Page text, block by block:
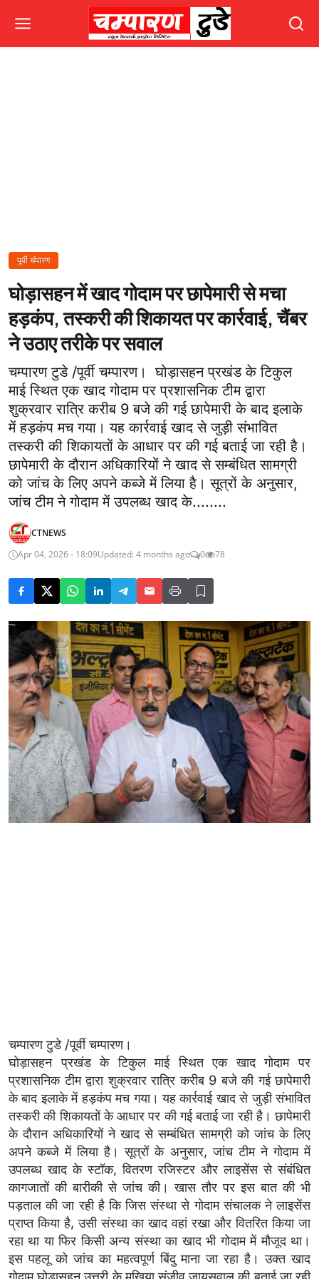
पूर्वी चंपारण
घोड़ासहन में खाद गोदाम पर छापेमारी से मचा
हड़कंप, तस्करी की शिकायत पर कार्रवाई, चैंबर
ने उठाए तरीके पर सवाल
चम्पारण टुडे /पूर्वी चम्पारण। घोड़ासहन प्रखंड के टिकुल
माई स्थित एक खाद गोदाम पर प्रशासनिक टीम द्वारा
शुक्रवार रात्रि करीब 9 बजे की गई छापेमारी के बाद इलाके
में हड़कंप मच गया। यह कार्रवाई खाद से जुड़ी संभावित
तस्करी की शिकायतों के आधार पर की गई बताई जा रही है।
छापेमारी के दौरान अधिकारियों ने खाद से सम्बंधित सामग्री
को जांच के लिए अपने कब्जे में लिया है। सूत्रों के अनुसार,
जांच टीम ने गोदाम में उपलब्ध खाद के........
CTNEWS
Apr 04, 2026 - 18:09Updated: 4 months ago 0 78
चम्पारण टुडे /पूर्वी चम्पारण।
घोड़ासहन प्रखंड के टिकुल माई स्थित एक खाद गोदाम पर
प्रशासनिक टीम द्वारा शुक्रवार रात्रि करीब 9 बजे की गई छापेमारी
के बाद इलाके में हड़कंप मच गया। यह कार्रवाई खाद से जुड़ी संभावित
तस्करी की शिकायतों के आधार पर की गई बताई जा रही है। छापेमारी
के दौरान अधिकारियों ने खाद से सम्बंधित सामग्री को जांच के लिए
अपने कब्जे में लिया है। सूत्रों के अनुसार, जांच टीम ने गोदाम में
उपलब्ध खाद के स्टॉक, वितरण रजिस्टर और लाइसेंस से संबंधित
कागजातों की बारीकी से जांच की। खास तौर पर इस बात की भी
पड़ताल की जा रही है कि जिस संस्था से गोदाम संचालक ने लाइसेंस
प्राप्त किया है, उसी संस्था का खाद वहां रखा और वितरित किया जा
रहा था या फिर किसी अन्य संस्था का खाद भी गोदाम में मौजूद था।
इस पहलू को जांच का महत्वपूर्ण बिंदु माना जा रहा है। उक्त खाद